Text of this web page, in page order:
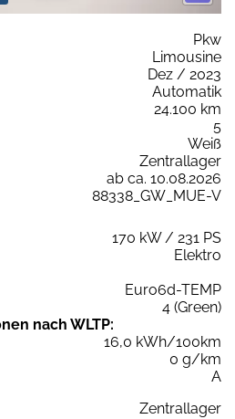
Pkw
Limousine
Dez / 2023
Automatik
24.100 km
5
Weiß
Zentrallager
ab ca. 10.08.2026
88338_GW_MUE-V
170 kW / 231 PS
Elektro
Euro6d-TEMP
4 (Green)
nach WLTP:
16,0 kWh/100km
0 g/km
A
Zentrallager